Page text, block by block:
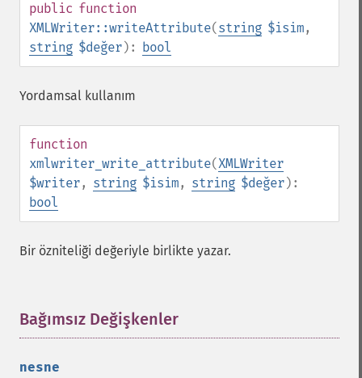
public function
XMLWriter::writeAttribute(string $isim,
string $değer): bool
Yordamsal kullanım
function
xmlwriter_write_attribute(XMLWriter
$writer, string $isim, string $değer):
bool
Bir özniteliği değeriyle birlikte yazar.
Bağımsız Değişkenler
nesne